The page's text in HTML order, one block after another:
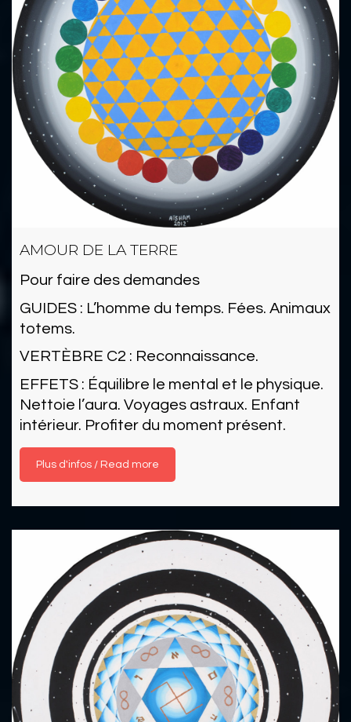
AMOUR DE LA TERRE
Pour faire des demandes
GUIDES : L’homme du temps. Fées. Animaux
totems.
VERTÈBRE C2 : Reconnaissance.
EFFETS : Équilibre le mental et le physique.
Nettoie l’aura. Voyages astraux. Enfant
intérieur. Profiter du moment présent.
Read more